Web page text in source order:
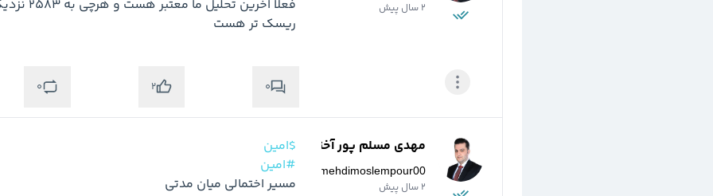
2 سال پیش
ریسک تر هست
0
2
0
مهدی مسلم پور آخته خانه
mehdimoslempour00
2 سال پیش
$امین
#امین
مسیر اختمالی میان مدتی